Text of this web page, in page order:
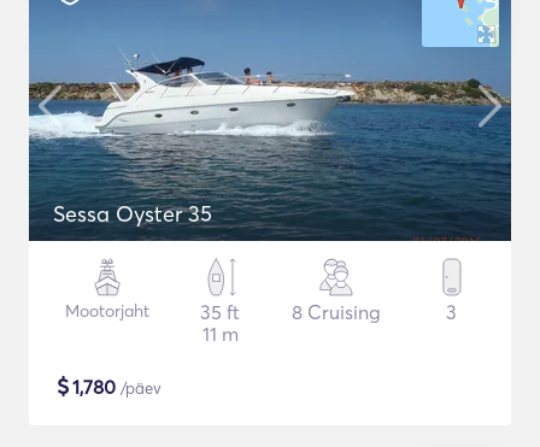
Sessa Oyster 35
Mootorjaht
35 ft
11 m
8 Cruising 3
$1,780 /päev